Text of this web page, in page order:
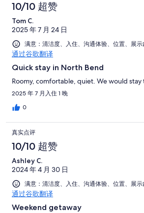
10/10 超赞
Tom C.
2025 年 7 月 24 日
满意：清洁度、入住、沟通体验、位置、展
通过谷歌翻译
Quick stay in North Bend
Roomy, comfortable, quiet. We would stay
2025 年 7 月入住 1 晚
0
真实点评
10/10 超赞
Ashley C.
2024 年 4 月 30 日
满意：清洁度、入住、沟通体验、位置、展
通过谷歌翻译
Weekend getaway